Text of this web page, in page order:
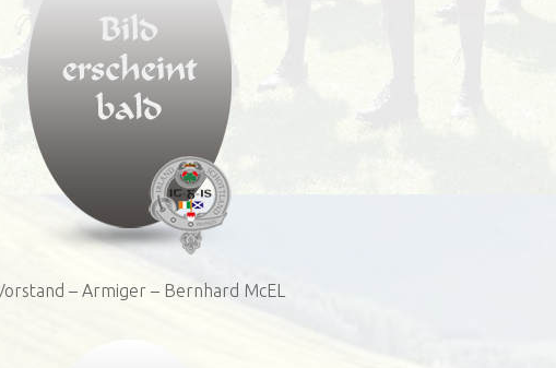
– Armiger – Bernhard McEL